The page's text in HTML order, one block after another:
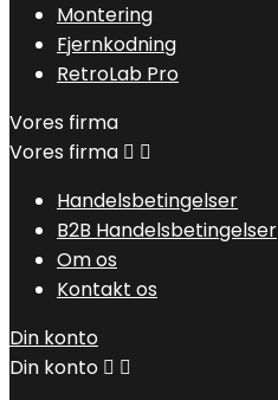
Montering
Fjernkodning
RetroLab Pro
Vores firma
Vores firma  
Handelsbetingelser
B2B Handelsbetingelser
Om os
Kontakt os
Din konto
Din konto  